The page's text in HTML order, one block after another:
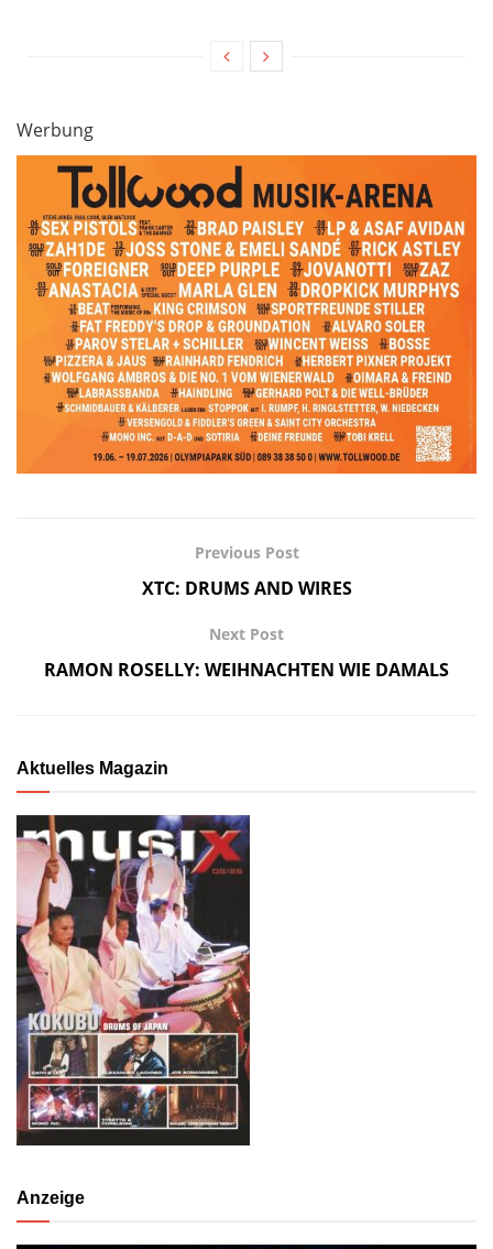
Werbung
Previous Post
XTC: DRUMS AND WIRES
Next Post
RAMON ROSELLY: WEIHNACHTEN WIE DAMALS
Aktuelles Magazin
Anzeige